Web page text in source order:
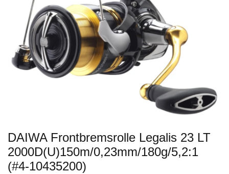
DAIWA Frontbremsrolle Legalis 23 LT
2000D(U)150m/0,23mm/180g/5,2:1
(#4-10435200)